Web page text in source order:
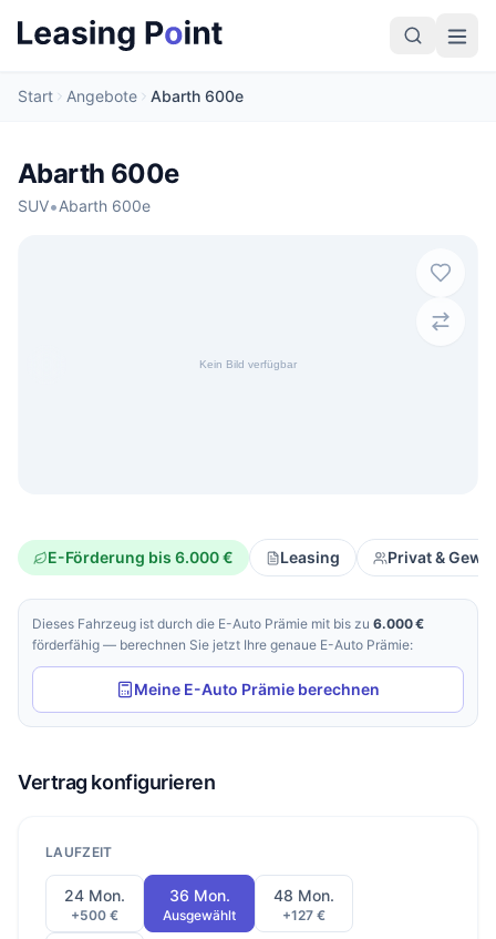
Start Angebote Abarth 600e
Abarth 600e
SUV•Abarth 600e
E-Förderung bis 6.000 € Leasing Privat &
Dieses Fahrzeug ist durch die E-Auto Prämie mit bis zu 6.000 €
förderfähig — berechnen Sie jetzt Ihre genaue E-Auto Prämie:
Meine E-Auto Prämie berechnen
Vertrag konfigurieren
LAUFZEIT
24 Mon.
+500 €
36 Mon.
Ausgewählt
48 Mon.
+127 €